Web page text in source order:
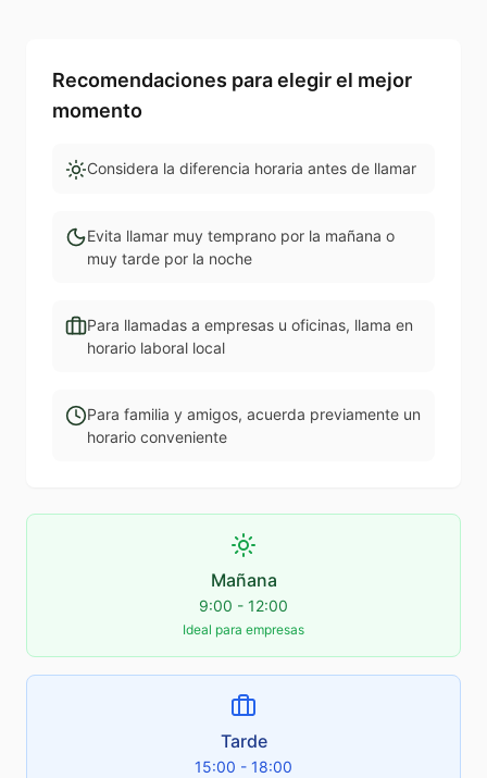
Recomendaciones para elegir el mejor
momento
Considera la diferencia horaria antes de llamar
Evita llamar muy temprano por la mañana o
muy tarde por la noche
Para llamadas a empresas u oficinas, llama en
horario laboral local
Para familia y amigos, acuerda previamente un
horario conveniente
Mañana
9:00 - 12:00
Ideal para empresas
Tarde
15:00 - 18:00